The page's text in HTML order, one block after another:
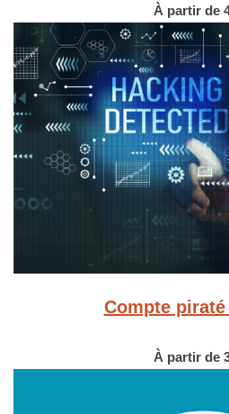
À partir de
Compte
À partir de